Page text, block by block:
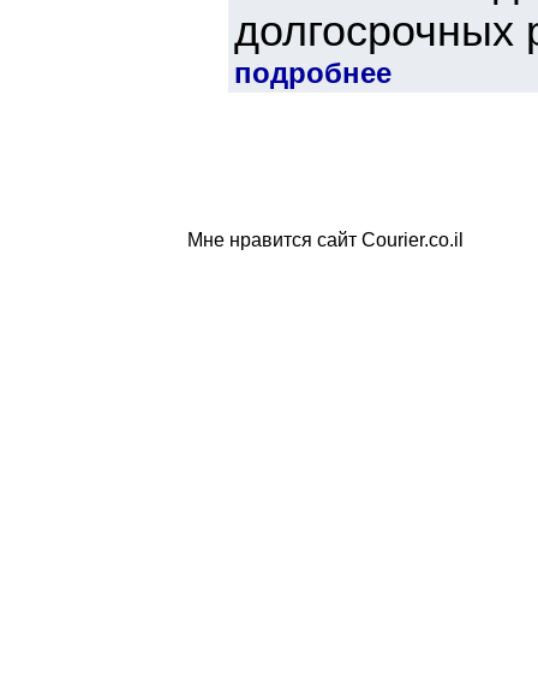
долгосрочных
подробнее
Мне нравится сайт Courier.co.il